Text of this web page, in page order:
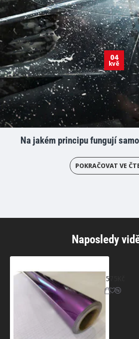
04
kvě
Na jakém principu fungují
POKRAČOVAT VE
Naposledy
575Kč